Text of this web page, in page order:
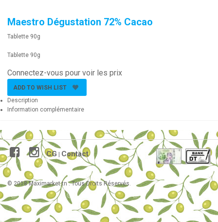
Maestro Dégustation 72% Cacao
Tablette 90g
Tablette 90g
Connectez-vous pour voir les prix
ADD TO WISH LIST
Description
Information complémentaire
CG Contact
© 2018 Maximarket.tn . Tous Droits Réservés.